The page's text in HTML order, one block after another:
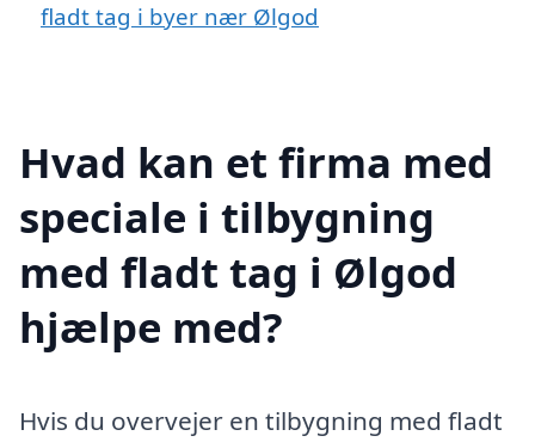
fladt tag i byer nær Ølgod
Hvad kan et firma med
speciale i tilbygning
med fladt tag i Ølgod
hjælpe med?
Hvis du overvejer en tilbygning med fladt